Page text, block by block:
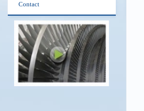
Contact